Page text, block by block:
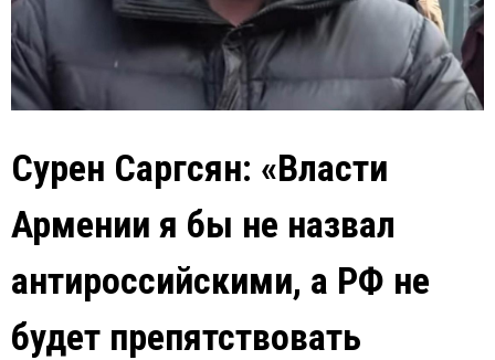
Сурен Саргсян: «Власти
Армении я бы не назвал
антироссийскими, а РФ не
будет препятствовать